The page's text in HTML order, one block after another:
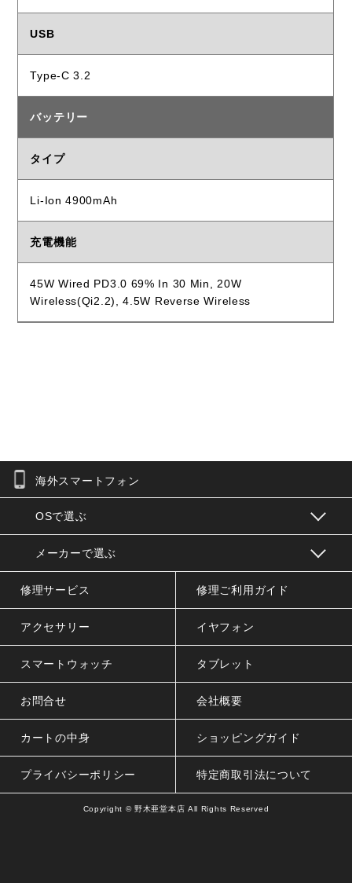
USB
Type-C 3.2
バッテリー
タイプ
Li-Ion 4900mAh
充電機能
45W Wired PD3.0 69% In 30 Min, 20W
Wireless(Qi2.2), 4.5W Reverse Wireless
お問合せフォーム
海外スマートフォン
OSで選ぶ
メーカーで選ぶ
修理サービス 修理ご利用ガイド
アクセサリー イヤフォン
スマートウォッチ タブレット
お問合せ 会社概要
カートの中身 ショッピングガイド
プライバシーポリシー 特定商取引法について
Copyright ©野木亜堂本店 All Rights Reserved